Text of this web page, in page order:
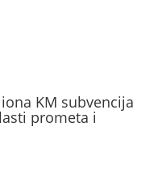
KM subvencija
prometa i